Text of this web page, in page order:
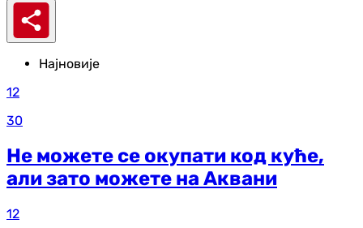
Најновије
12
30
Не можете се окупати код куће,
али зато можете на Аквани
12